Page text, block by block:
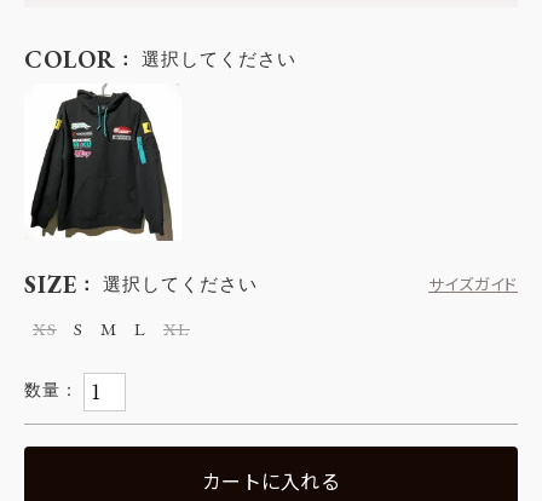
SIZE 選択してください
サイズガイド
XS
S M L XL
COLOR 選択してください
カートに入れる